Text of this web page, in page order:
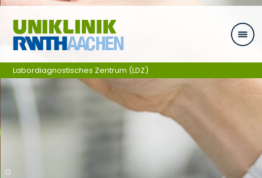
Zum Inhalt springen
Labordiagnostisches Zentrum (LDZ)